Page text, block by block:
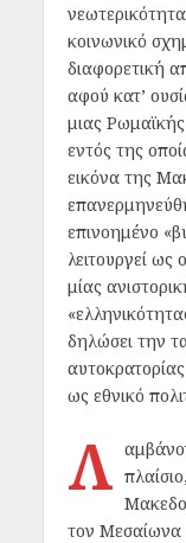
κοινωνικό
διαφορετική
αφού κατ’
μιας
εντός της
εικόνα της
επινοημένο
λειτουργεί ως
μίας
δηλώσει την
ως εθνικό
Λ
τον Μεσαίωνα